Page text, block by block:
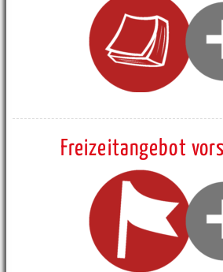
Freizeitangebot